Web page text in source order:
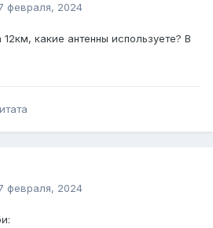
февраля, 2024
какие антенны используете? В
февраля, 2024